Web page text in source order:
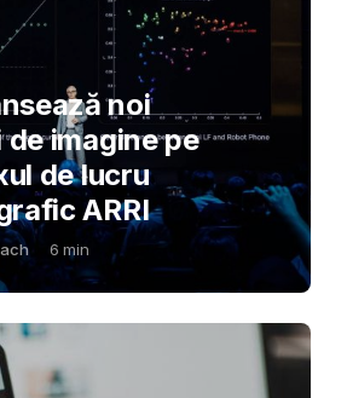
noi
imagine pe
de lucru
ARRI
6 min